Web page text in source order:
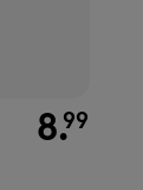
€ 8.99
8.99